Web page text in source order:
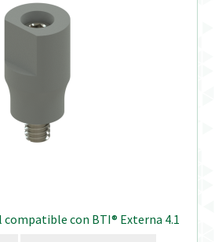
con BTI® Externa 4.1